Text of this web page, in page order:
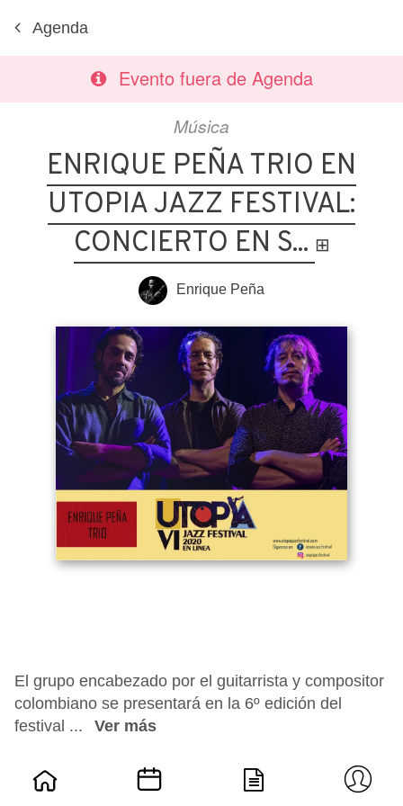
Agenda
Evento fuera de Agenda
Música
ENRIQUE PEÑA TRIO EN
UTOPIA JAZZ FESTIVAL:
CONCIERTO EN S... ⊞
Enrique Peña
El grupo encabezado por el guitarrista y compositor
colombiano se presentará en la 6º edición del
festival ...
Ver más